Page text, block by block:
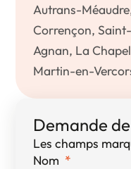
Autrans-
Corrençon,
Agnan, La
Martin-en-
Demande
Les champs
Nom